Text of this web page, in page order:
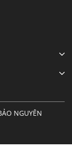
NGUYÊN